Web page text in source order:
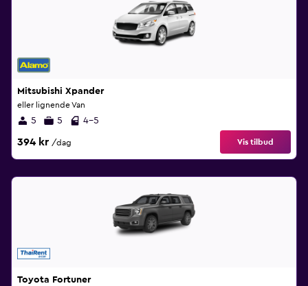
Mitsubishi Xpander
eller lignende Van
5 5 4-5
394 kr /dag Vis tilbud
Toyota Fortuner